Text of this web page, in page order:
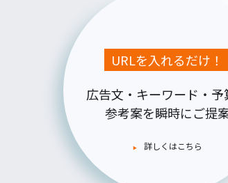
URLを入れるだけ！
広告文・キーワード・予
参考案を瞬時にご提
詳しくはこちら